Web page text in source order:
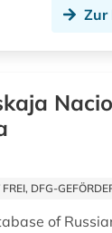
Zur
DFG-
of